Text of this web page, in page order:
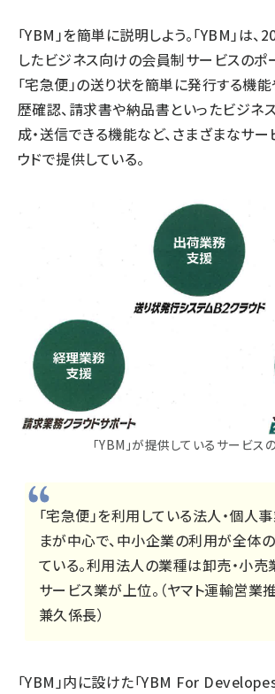
「YBM」を簡単に説明しよう。「YBM」は
したビジネス向けの会員制サービスのポ
「宅急便」の送り状を簡単に発行する機
歴確認、請求書や納品書といったビジネ
成・送信できる機能など、さまざまなサー
ウドで提供している。
「YBM」が提供しているサービス
「宅急便」を利用している法人・個人
まが中心で、中小企業の利用が全体
ている。利用法人の業種は卸売・小売
サービス業が上位。（ヤマト運輸営業
兼久係長）
「YBM」内に設けた「YBM For